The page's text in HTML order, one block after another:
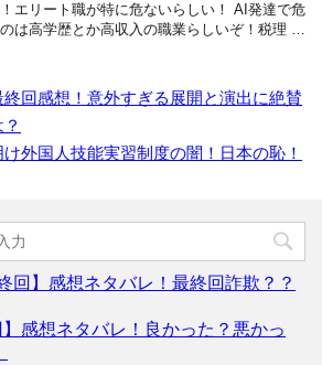
エリート職が特に危ないらしい！ AI発達で危
は高学歴とか高収入の職業らしいぞ！税理 …
回感想！意外すぎる展開と演出に絶賛
外国人技能実習制度の闇！日本の恥！
回】感想ネタバレ！最終回詐欺？？
感想ネタバレ！良かった？悪かっ